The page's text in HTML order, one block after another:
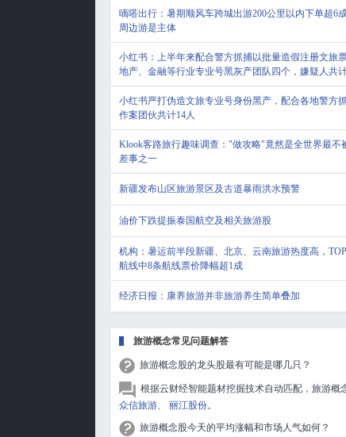
嘀嗒出行：暑期顺风车跨城出游200公里以内下单超6
周边游是主体
小红书：上半年来配合警方抓捕以批量造假注册文旅
地产、金融等行业专业号黑灰产团队四个，嫌疑人共
小红书严打伪造文旅专业号身份黑产，配合各地警方
作案团伙共计14人
Klook客路旅行趣味调查："做攻略"竟然是全世界最不
差事之一
新疆发布山区旅游景区及古道暴雨洪水预警
油价下跌提振泰国航空及相关旅游股
机构：暑运前半段新疆、北京、云南旅游热度高，
航线中8条航线票价降幅超1成
经济日报：康养旅游并非旅游养生简单叠加
旅游概念常见问题解答
旅游概念股的龙头股最有可能是哪几只？
根据云财经智能题材挖掘技术自动匹配，旅游概
众信旅游、
丽江股份。
旅游概念股今天的平均涨幅和市场人气如何？